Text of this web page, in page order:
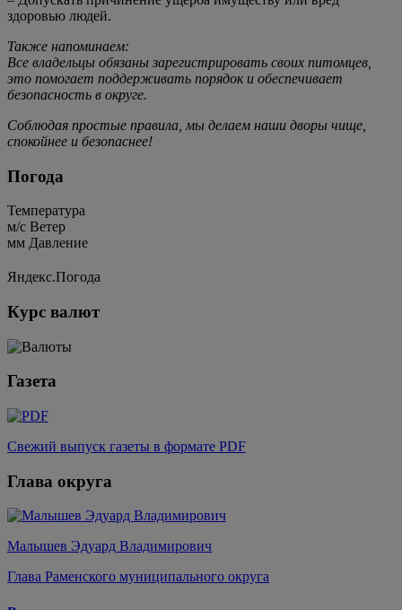
здоровью людей.
Также напоминаем:
Все владельцы обязаны зарегистрировать своих питомцев,
это помогает поддерживать порядок и обеспечивает
безопасность в округе.
Соблюдая простые правила, мы делаем наши дворы чище,
спокойнее и безопаснее!
Погода
Температура
м/c Ветер
мм Давление
Яндекс.Погода
Курс валют
Газета
Свежий выпуск газеты в формате PDF
Глава округа
Малышев Эдуард Владимирович
Глава Раменского муниципального округа